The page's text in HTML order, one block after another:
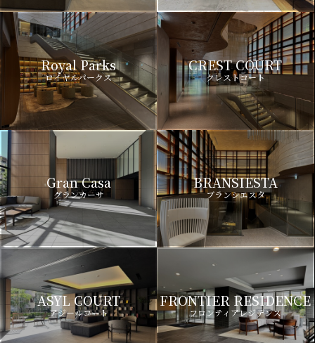
Royal Parks
ロイヤルパークス
CREST COURT
クレストコート
Gran Casa
グランカーサ
BRANSIESTA
ブランシエスタ
ASYL COURT
アジールコート
FRONTIER RESIDENCE
フロンティアレジデンス